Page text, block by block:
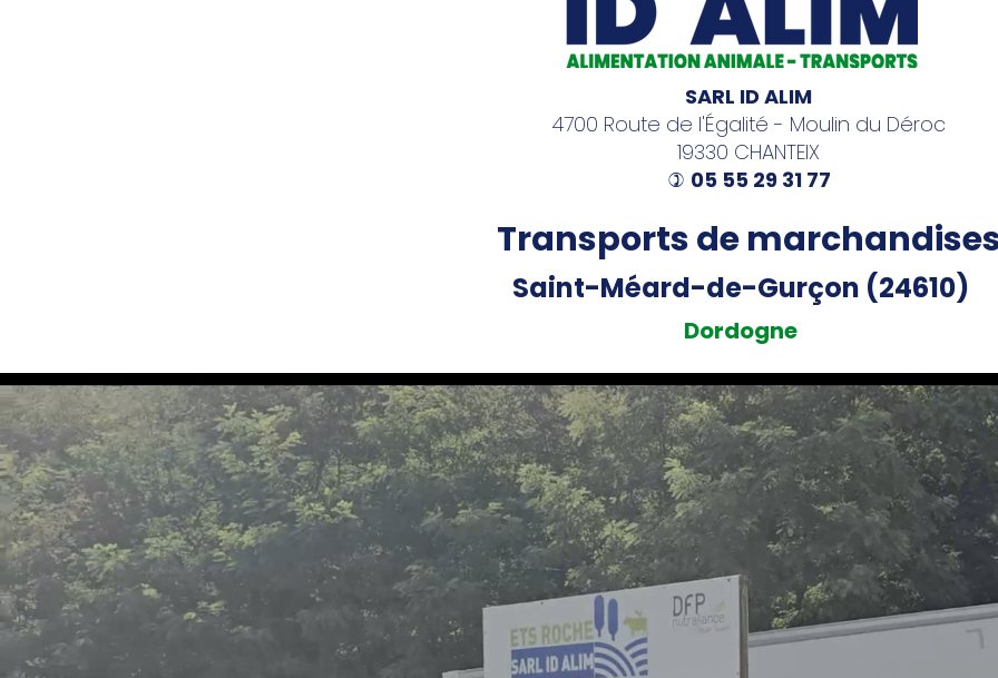
SARL ID ALIM
4700 Route de l'Égalité - Moulin du Déroc
19330 CHANTEIX
) 05 55 29 31 77
Transports de
Saint-Méard-de-Gurçon (24610)
Dordogne